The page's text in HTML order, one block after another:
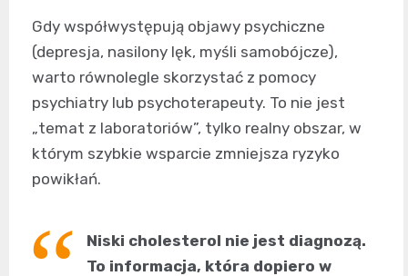
Gdy współwystępują objawy psychiczne
(depresja, nasilony lęk, myśli samobójcze),
warto równolegle skorzystać z pomocy
psychiatry lub psychoterapeuty. To nie jest
„temat z laboratoriów”, tylko realny obszar, w
którym szybkie wsparcie zmniejsza ryzyko
powikłań.
Niski cholesterol nie jest diagnozą.
To informacja, która dopiero w